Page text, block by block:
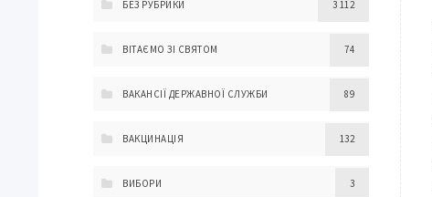
БЕЗ РУБРИКИ 3 112
ВІТАЄМО ЗІ СВЯТОМ 74
ВАКАНСІЇ ДЕРЖАВНОЇ СЛУЖБИ 89
ВАКЦИНАЦІЯ 132
ВИБОРИ 3